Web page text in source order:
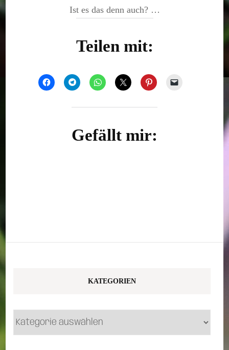
Ist es das denn auch? …
Teilen mit:
Gefällt mir:
KATEGORIEN
Kategorien